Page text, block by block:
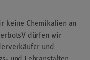
keine Chemikalien an
dürfen wir
und